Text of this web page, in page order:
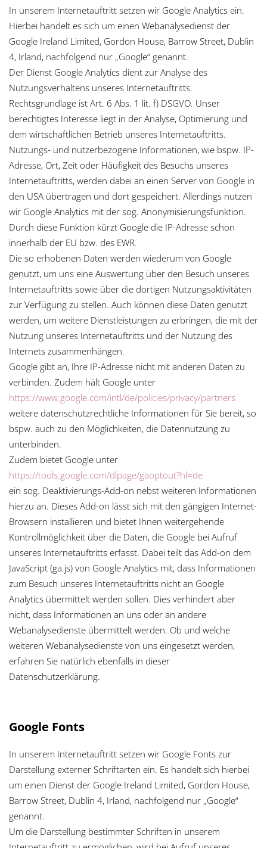
In unserem Internetauftritt setzen wir Google Analytics ein.
Hierbei handelt es sich um einen Webanalysedienst der
Google Ireland Limited, Gordon House, Barrow Street, Dublin
4, Irland, nachfolgend nur „Google“ genannt.
Der Dienst Google Analytics dient zur Analyse des
Nutzungsverhaltens unseres Internetauftritts.
Rechtsgrundlage ist Art. 6 Abs. 1 lit. f) DSGVO. Unser
berechtigtes Interesse liegt in der Analyse, Optimierung und
dem wirtschaftlichen Betrieb unseres Internetauftritts.
Nutzungs- und nutzerbezogene Informationen, wie bspw. IP-
Adresse, Ort, Zeit oder Häufigkeit des Besuchs unseres
Internetauftritts, werden dabei an einen Server von Google in
den USA übertragen und dort gespeichert. Allerdings nutzen
wir Google Analytics mit der sog. Anonymisierungsfunktion.
Durch diese Funktion kürzt Google die IP-Adresse schon
innerhalb der EU bzw. des EWR.
Die so erhobenen Daten werden wiederum von Google
genutzt, um uns eine Auswertung über den Besuch unseres
Internetauftritts sowie über die dortigen Nutzungsaktivitäten
zur Verfügung zu stellen. Auch können diese Daten genutzt
werden, um weitere Dienstleistungen zu erbringen, die mit der
Nutzung unseres Internetauftritts und der Nutzung des
Internets zusammenhängen.
Google gibt an, Ihre IP-Adresse nicht mit anderen Daten zu
verbinden. Zudem hält Google unter
https://www.google.com/intl/de/policies/privacy/partners
weitere datenschutzrechtliche Informationen für Sie bereit, so
bspw. auch zu den Möglichkeiten, die Datennutzung zu
unterbinden.
Zudem bietet Google unter
https://tools.google.com/dlpage/gaoptout?hl=de
ein sog. Deaktivierungs-Add-on nebst weiteren Informationen
hierzu an. Dieses Add-on lässt sich mit den gängigen Internet-
Browsern installieren und bietet Ihnen weitergehende
Kontrollmöglichkeit über die Daten, die Google bei Aufruf
unseres Internetauftritts erfasst. Dabei teilt das Add-on dem
JavaScript (ga.js) von Google Analytics mit, dass Informationen
zum Besuch unseres Internetauftritts nicht an Google
Analytics übermittelt werden sollen. Dies verhindert aber
nicht, dass Informationen an uns oder an andere
Webanalysedienste übermittelt werden. Ob und welche
weiteren Webanalysedienste von uns eingesetzt werden,
erfahren Sie natürlich ebenfalls in dieser
Datenschutzerklärung.
Google Fonts
In unserem Internetauftritt setzen wir Google Fonts zur
Darstellung externer Schriftarten ein. Es handelt sich hierbei
um einen Dienst der Google Ireland Limited, Gordon House,
Barrow Street, Dublin 4, Irland, nachfolgend nur „Google“
genannt.
Um die Darstellung bestimmter Schriften in unserem